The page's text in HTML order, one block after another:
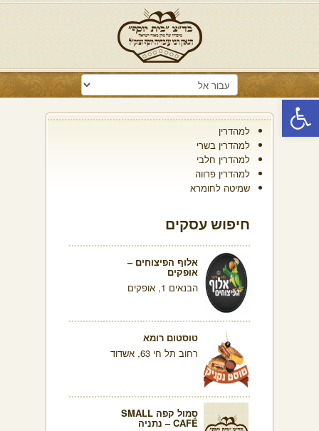
פתח סרגל נגישות
למהדרין
למהדרין בשרי
למהדרין חלבי
למהדרין פרווה
שמיטה לחומרא
חיפוש עסקים
אלוף הפיצוחים –
אופקים
הבנאים 1, אופקים
טוסטום רומא
רחוב תל חי 63, אשדוד
סמול קפה SMALL
CAFÉ – נתניה